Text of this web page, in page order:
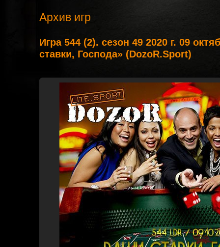
Архив игр
Игра 544 (2). сезон 49 2020 г. 09
ставки, Господа» (DozoR.Sport)